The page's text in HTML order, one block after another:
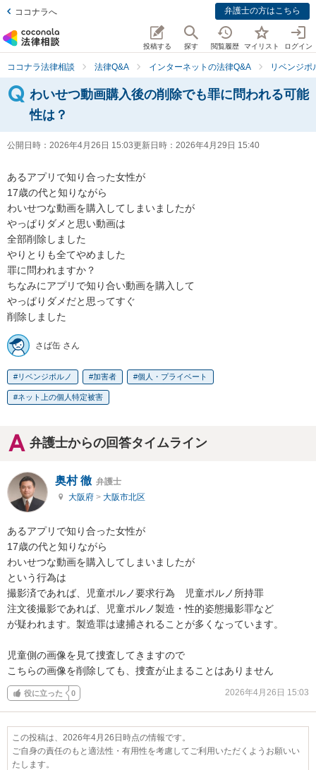
ココナラへ 弁護士の方はこちら
投稿する 探す 閲覧履歴 マイリスト ログイン
ココナラ法律相談 法律Q&A インターネットの法律Q&A リベンジポ
わいせつ動画購入後の削除でも罪に問われる可能
性は？
公開日時： 2026年4月26日 15:03更新日時： 2026年4月29日 15:40
あるアプリで知り合った女性が
17歳の代と知りながら
わいせつな動画を購入してしまいましたが
やっぱりダメと思い動画は
全部削除しました
やりとりも全てやめました
罪に問われますか？
ちなみにアプリで知り合い動画を購入して
やっぱりダメだと思ってすぐ
削除しました
さば缶 さん
リベンジポルノ 加害者 個人・プライベート
ネット上の個人特定被害
弁護士からの回答タイムライン
奥村 徹 弁護士
大阪府 > 大阪市北区
あるアプリで知り合った女性が
17歳の代と知りながら
わいせつな動画を購入してしまいましたが
という行為は
撮影済であれば、児童ポルノ要求行為　児童ポルノ所持罪
注文後撮影であれば、児童ポルノ製造・性的姿態撮影罪など
が疑われます。製造罪は逮捕されることが多くなっています。
児童側の画像を見て捜査してきますので
こちらの画像を削除しても、捜査が止まることはありません
役に立った 0 2026年4月26日 15:03
この投稿は、2026年4月26日時点の情報です。
ご自身の責任のもと適法性・有用性を考慮してご利用いただくようお願いい
たします。